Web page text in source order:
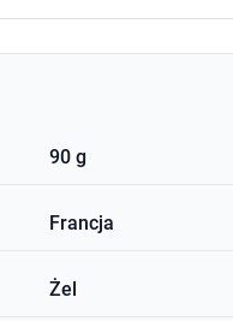
90 g
Francja
Żel